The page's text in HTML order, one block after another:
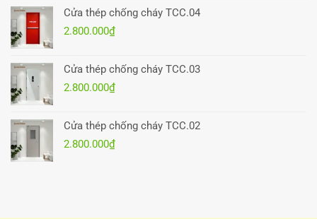
Cửa thép chống cháy TCC.04
2.800.000₫
Cửa thép chống cháy TCC.03
2.800.000₫
Cửa thép chống cháy TCC.02
2.800.000₫